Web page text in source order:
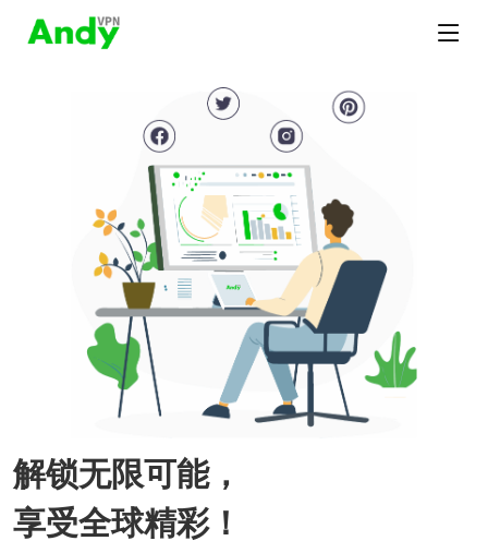
解锁无限可能，
享受全球精彩！